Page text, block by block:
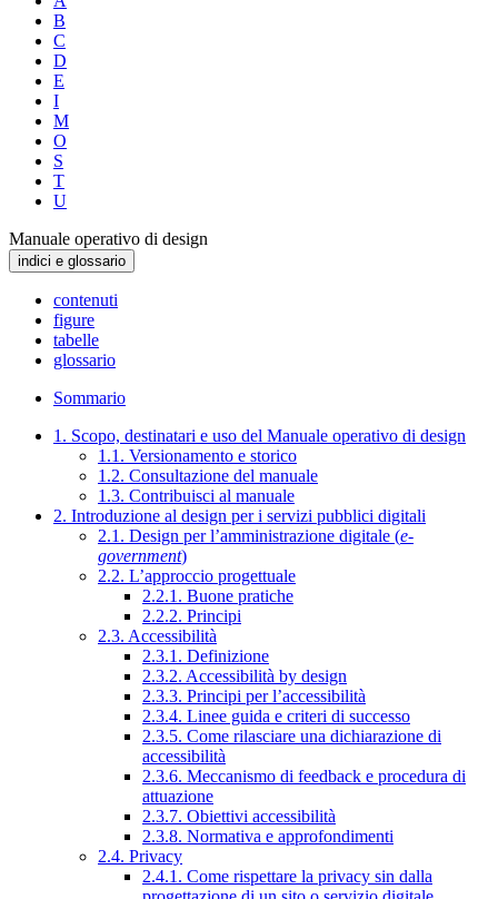
B
C
D
E
I
M
O
S
T
U
Manuale operativo di design
indici e glossario
contenuti
figure
tabelle
glossario
Sommario
1. Scopo, destinatari e uso del Manuale operativo di design
1.1. Versionamento e storico
1.2. Consultazione del manuale
1.3. Contribuisci al manuale
2. Introduzione al design per i servizi pubblici digitali
2.1. Design per l’amministrazione digitale (e-
government)
2.2. L’approccio progettuale
2.2.1. Buone pratiche
2.2.2. Principi
2.3. Accessibilità
2.3.1. Definizione
2.3.2. Accessibilità by design
2.3.3. Principi per l’accessibilità
2.3.4. Linee guida e criteri di successo
2.3.5. Come rilasciare una dichiarazione di
accessibilità
2.3.6. Meccanismo di feedback e procedura di
attuazione
2.3.7. Obiettivi accessibilità
2.3.8. Normativa e approfondimenti
2.4. Privacy
2.4.1. Come rispettare la privacy sin dalla